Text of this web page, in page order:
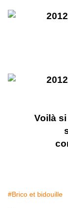
Voilà
#Brico et bidouille